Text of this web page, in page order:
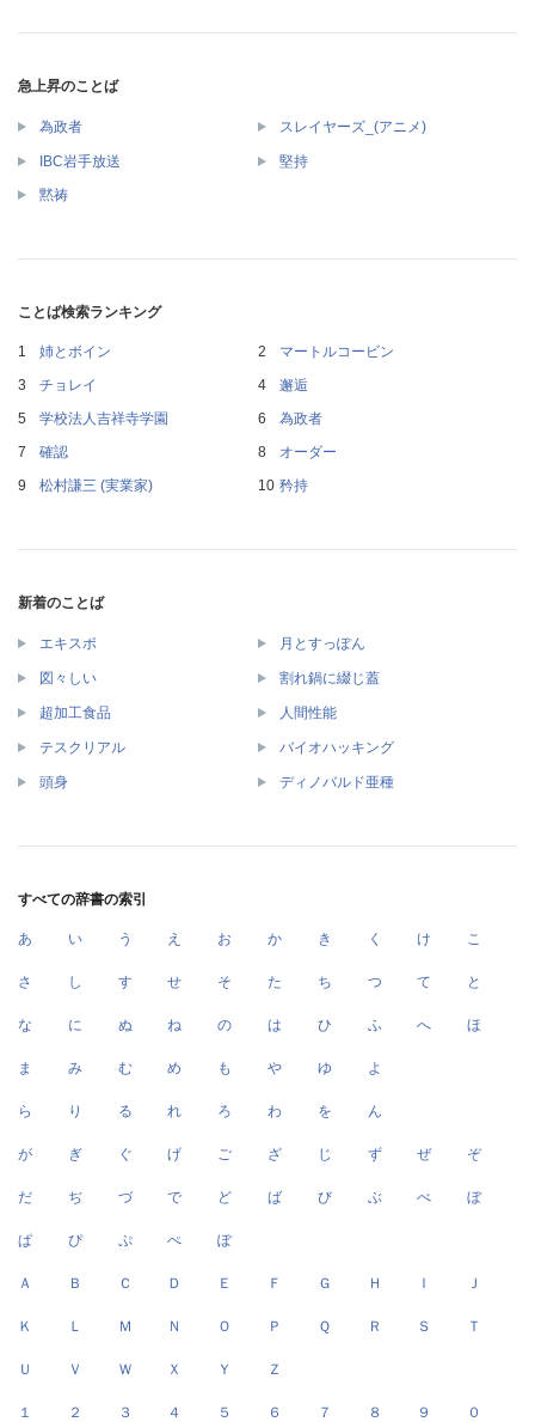
急上昇のことば
為政者 スレイヤーズ_(アニメ)
IBC岩手放送 堅持
黙祷
ことば検索ランキング
姉とボイン
マートルコービン
チョレイ
邂逅
学校法人吉祥寺学園
為政者
確認
オーダー
松村謙三 (実業家)
矜持
新着のことば
エキスポ 月とすっぽん
図々しい 割れ鍋に綴じ蓋
超加工食品 人間性能
テスクリアル バイオハッキング
頭身 ディノバルド亜種
すべての辞書の索引
あ い う え お か き く け こ
さ し す せ そ た ち つ て と
な に ぬ ね の は ひ ふ へ ほ
ま み む め も や ゆ よ
ら り る れ ろ わ を ん
が ぎ ぐ げ ご ざ じ ず ぜ ぞ
だ ぢ づ で ど ば び ぶ べ ぼ
ぱ ぴ ぷ ぺ ぽ
Ａ Ｂ Ｃ Ｄ Ｅ Ｆ Ｇ Ｈ Ｉ Ｊ
Ｋ Ｌ Ｍ Ｎ Ｏ Ｐ Ｑ Ｒ Ｓ Ｔ
Ｕ Ｖ Ｗ Ｘ Ｙ Ｚ
１ ２ ３ ４ ５ ６ ７ ８ ９ ０